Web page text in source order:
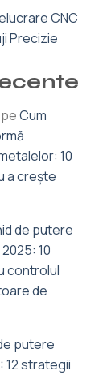
CNC
Precizie
peCum
10
a crește
de putere
10
controlul
de
putere
12 strategii